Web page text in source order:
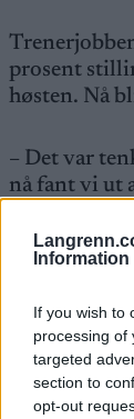
Information
If you wish to
processing of
targeted
section to
opt-out
prosent
høsten. Nå
– Det var
nå fant vi ut
– Løping,
jeg ikke. Så
veldig til,